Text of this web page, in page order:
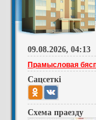
09.08.2026, 04:13
Прамысловая
Сацсеткi
Схема праезду